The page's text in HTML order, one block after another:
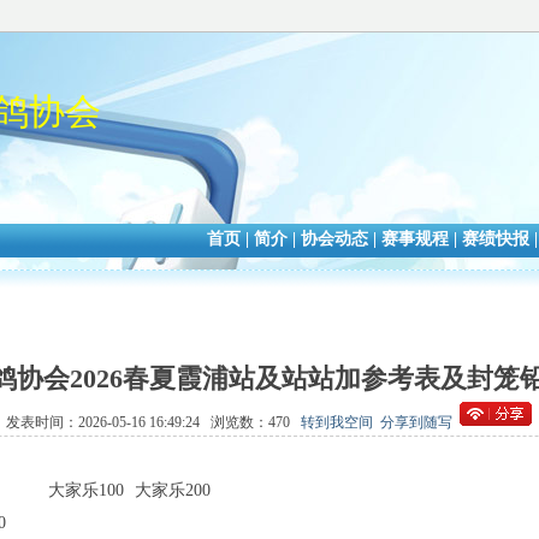
协会
首页|简介|协会动态|赛事规程|赛绩快报
协会2026春夏霞浦站及站站加参考表及封笼
发表时间：2026-05-16 16:49:24 浏览数：470 转到我空间 分享到随写
大家乐100
大家乐200